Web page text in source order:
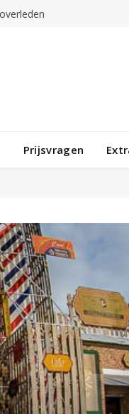
Prijsvragen